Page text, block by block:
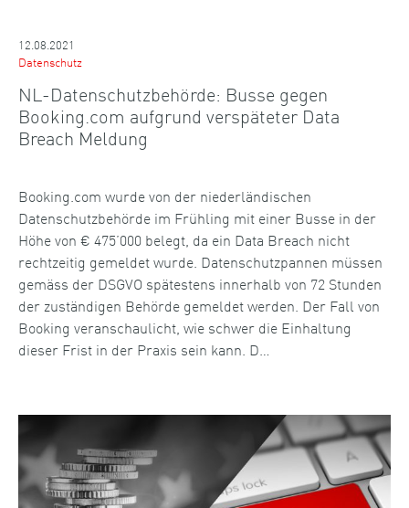
12.08.2021
Datenschutz
NL-Datenschutzbehörde: Busse gegen
Booking.com aufgrund verspäteter Data
Breach Meldung
Booking.com wurde von der niederländischen
Datenschutzbehörde im Frühling mit einer Busse in der
Höhe von € 475’000 belegt, da ein Data Breach nicht
rechtzeitig gemeldet wurde. Datenschutzpannen müssen
gemäss der DSGVO spätestens innerhalb von 72 Stunden
der zuständigen Behörde gemeldet werden. Der Fall von
Booking veranschaulicht, wie schwer die Einhaltung
dieser Frist in der Praxis sein kann. D…